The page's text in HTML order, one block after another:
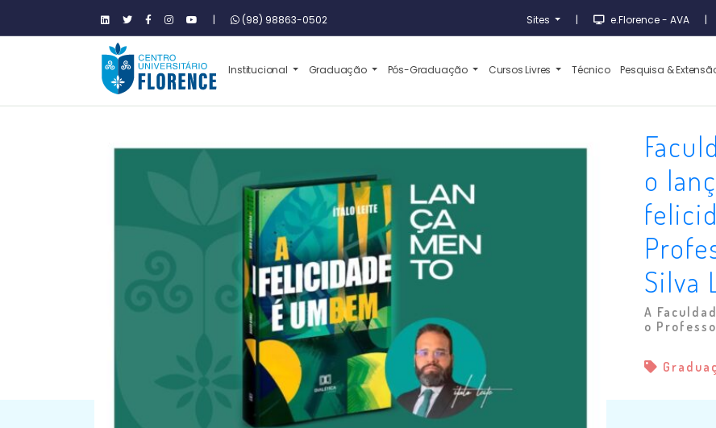
| (98) 98863-0502 Sites | e.Florence - AVA |
Institucional Graduação Pós-Graduação Cursos Livres Técnico Pesquisa &
o
Silva
A
o